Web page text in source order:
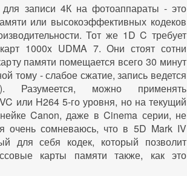
записи 4К на фотоаппараты - это
или высокоэффективных кодеков
Тот же 1D C требует
1000x UDMA 7. Они стоят сотни
памяти помещается всего 30 минут
тому - слабое сжатие, запись ведется
можно применять
или H264 5-го уровня, но на текущий
Canon, даже в Cinema серии, не
очень сомневаюсь, что в 5D Mark IV
для себя кодек, который позволит
карты памяти также, как это